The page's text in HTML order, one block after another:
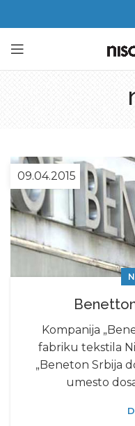
09.04.2015
Kompanija
fabriku tekstila
„Beneton Srbija
umesto